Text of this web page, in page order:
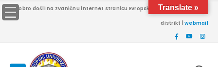
Dobro došli na zvaničnu internet stranicu Evropskog univerziteta Brčko
distrikt |webmail
Translate »